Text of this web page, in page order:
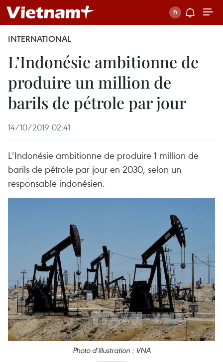
INTERNATIONAL
L’Indonésie ambitionne de
produire un million de
barils de pétrole par jour
14/10/2019 02:41
L’Indonésie ambitionne de produire 1 million de
barils de pétrole par jour en 2030, selon un
responsable indonésien.
Photo d'illustration : VNA